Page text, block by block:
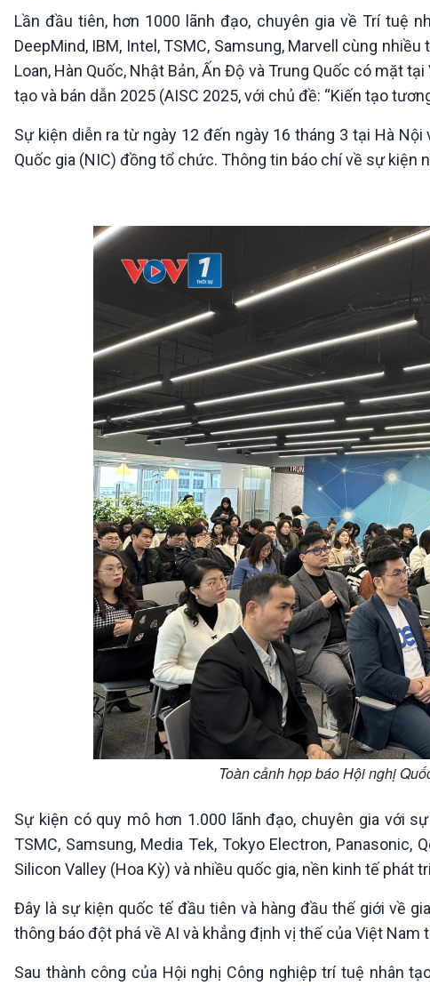
Chuyển đổi Xanh
Tài nguyên và Môi trường
Chuyên gia của bạn
Xã hội chuyển động
Sống chung với biến đổi
khí hậu
VOV1 đặc biệt
Thanh âm ký sự
Lần đầu tiên, hơn 1000 lãnh đạo, chuyên gia về Trí tuệ
DeepMind, IBM, Intel, TSMC, Samsung, Marvell cùng
Loan, Hàn Quốc, Nhật Bản, Ấn Độ và Trung Quốc có mặt
tạo và bán dẫn 2025 (AISC 2025, với chủ đề: “Kiến tạo
Sự kiện diễn ra từ ngày 12 đến ngày 16 tháng 3 tại Hà
Quốc gia (NIC) đồng tổ chức. Thông tin báo chí về sự kiện
Toàn cảnh họp báo Hội nghị
Sự kiện có quy mô hơn 1.000 lãnh đạo, chuyên gia với
TSMC, Samsung, Media Tek, Tokyo Electron,
Silicon Valley (Hoa Kỳ) và nhiều quốc gia, nền kinh tế phát
Đây là sự kiện quốc tế đầu tiên và hàng đầu thế giới về
thông báo đột phá về AI và khẳng định vị thế của Việt
Sau thành công của Hội nghị Công nghiệp trí tuệ nhân